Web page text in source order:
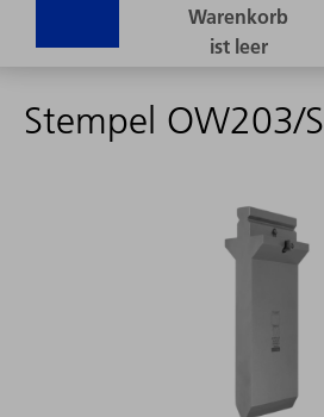
Stempel OW203/S